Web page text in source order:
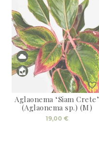
Aglaonema ‘Siam Crete’
(Aglaonema sp.) (M)
19,00 €